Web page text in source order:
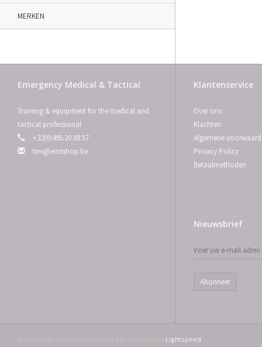
MERKEN
Emergency Medical & Tactical
Training & equipment for the medical and
tactical professional
+32(0)495.20.88.57
tim@emtshop.be
Klantenservice
Over ons
Klachten
Algemene
Privacy Policy
Betaalmethoden
Nieuwsbrief
Abonneer
Lightspeed